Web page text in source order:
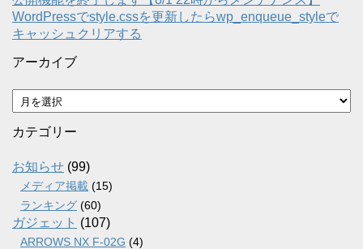
WordPressでstyle.cssを更新したらwp_enqueue_styleで
キャッシュクリアする
アーカイブ
ア
ー
カ
ブ
カテゴリー
お知らせ (99)
メディア掲載 (15)
ランキング (60)
ガジェット (107)
ARROWS NX F-02G (4)